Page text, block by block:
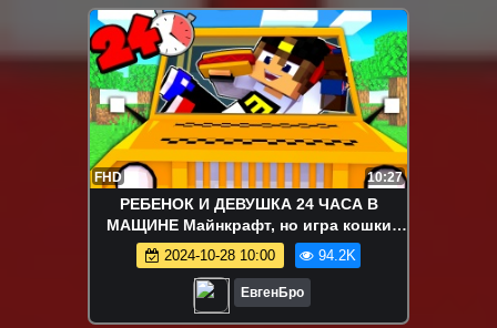
FHD 10:27
РЕБЕНОК И ДЕВУШКА 24 ЧАСА В
МАЩИНЕ Майнкрафт, но игра кошки
мышки ! НУБ И ПРО ВИДЕО MINECRAFT
2024-10-28 10:00 94.2K
ЕвгенБро